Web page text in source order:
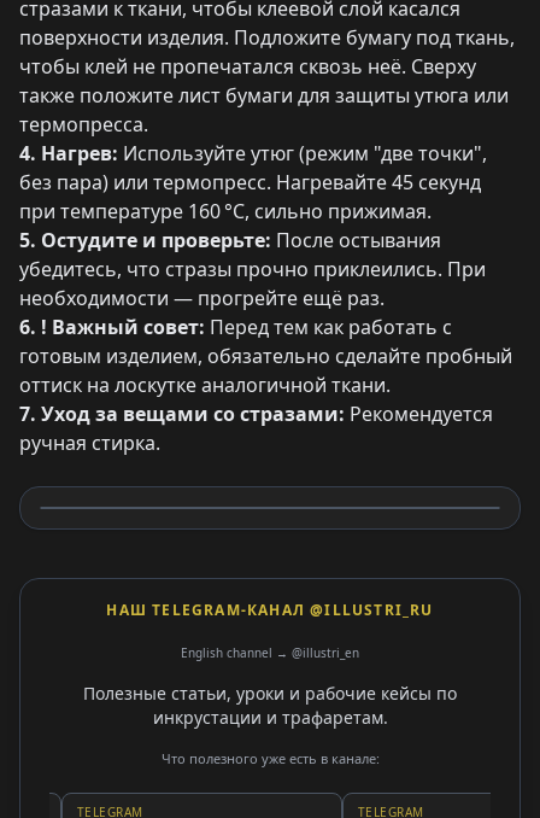
стразами к ткани, чтобы клеевой слой касался
поверхности изделия. Подложите бумагу под ткань,
чтобы клей не пропечатался сквозь неё. Сверху
также положите лист бумаги для защиты утюга или
термопресса.
4. Нагрев: Используйте утюг (режим "две точки",
без пара) или термопресс. Нагревайте 45 секунд
при температуре 160 °C, сильно прижимая.
5. Остудите и проверьте: После остывания
убедитесь, что стразы прочно приклеились. При
необходимости — прогрейте ещё раз.
6. ! Важный совет: Перед тем как работать с
готовым изделием, обязательно сделайте пробный
оттиск на лоскутке аналогичной ткани.
7. Уход за вещами со стразами: Рекомендуется
ручная стирка.
НАШ TELEGRAM-КАНАЛ @ILLUSTRI_RU
English channel → @illustri_en
Полезные статьи, уроки и рабочие кейсы по
инкрустации и трафаретам.
Что полезного уже есть в канале:
TELEGRAM TELEGRAM